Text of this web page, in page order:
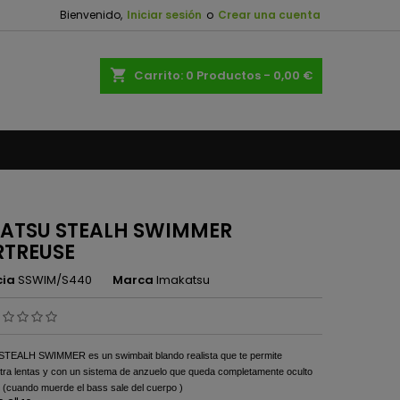
Bienvenido, Iniciar sesión o Crear una cuenta
shopping_cart Carrito: 0 Productos - 0,00 €
STEALH SWIMMER
SSWIM/S440 Marca Imakatsu
SWIMMER es un swimbait blando realista que te permite
lentas y con un sistema de anzuelo que queda completamente oculto
(cuando muerde el bass sale del cuerpo )